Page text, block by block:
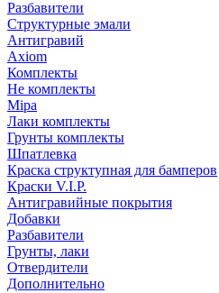
Разбавители
Структурные эмали
Антигравий
Axiom
Комплекты
Не комплекты
Mipa
Лаки комплекты
Грунты комплекты
Шпатлевка
Краска структупная для бамперов
Краски V.I.P.
Антигравийные покрытия
Добавки
Разбавители
Грунты, лаки
Отвердители
Дополнительно